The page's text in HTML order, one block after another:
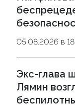
05.08.2026 в
Экс-глава
Лямин